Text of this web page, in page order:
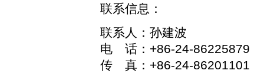
联系信息：
联系人：孙建波
电 话： +86-24-86225879
传 真： +86-24-86201101